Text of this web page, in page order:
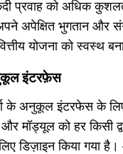
प्रवाह को अधिक
अपेक्षित भुगतान और
योजना को स्वस्थ
इंटरफ़ेस
के अनुकूल इंटरफेस के
और मॉड्यूल को हर किसी
डिज़ाइन किया गया